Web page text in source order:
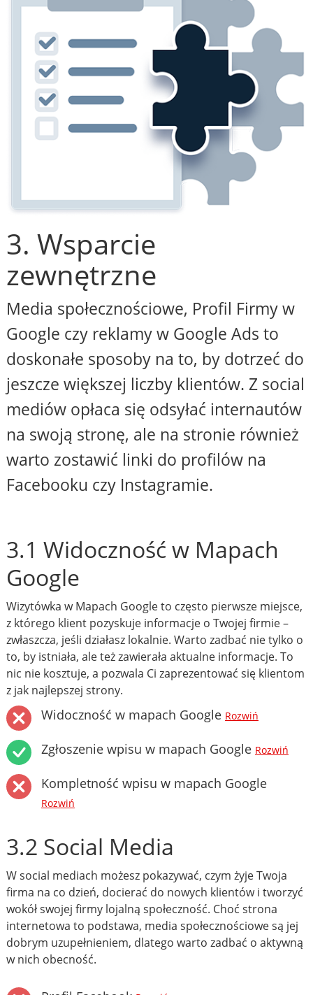
3. Wsparcie
zewnętrzne
Media społecznościowe, Profil Firmy w
Google czy reklamy w Google Ads to
doskonałe sposoby na to, by dotrzeć do
jeszcze większej liczby klientów. Z social
mediów opłaca się odsyłać internautów
na swoją stronę, ale na stronie również
warto zostawić linki do profilów na
Facebooku czy Instagramie.
3.1 Widoczność w Mapach
Google
Wizytówka w Mapach Google to często pierwsze miejsce,
z którego klient pozyskuje informacje o Twojej firmie –
zwłaszcza, jeśli działasz lokalnie. Warto zadbać nie tylko o
to, by istniała, ale też zawierała aktualne informacje. To
nic nie kosztuje, a pozwala Ci zaprezentować się klientom
z jak najlepszej strony.
Widoczność w mapach Google Rozwiń
Zgłoszenie wpisu w mapach Google Rozwiń
Kompletność wpisu w mapach Google
Rozwiń
3.2 Social Media
W social mediach możesz pokazywać, czym żyje Twoja
firma na co dzień, docierać do nowych klientów i tworzyć
wokół swojej firmy lojalną społeczność. Choć strona
internetowa to podstawa, media społecznościowe są jej
dobrym uzupełnieniem, dlatego warto zadbać o aktywną
w nich obecność.